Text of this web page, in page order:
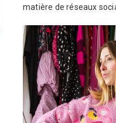
matière de réseaux